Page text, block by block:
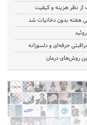
از نظر هزینه و کیفیت
هفته بدون دخانیات شد
حرفه‌ای و دلسوزانه
روش‌های درمان